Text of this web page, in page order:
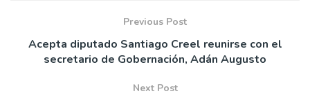
Previous Post
Acepta diputado Santiago Creel reunirse con el
secretario de Gobernación, Adán Augusto
Next Post